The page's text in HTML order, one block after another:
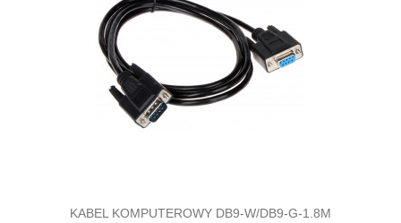
KABEL KOMPUTEROWY DB9-W/DB9-G-1.8M